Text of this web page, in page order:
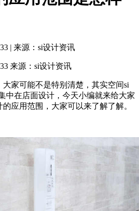
| 来源：si设计资讯
来源：si设计资讯
家可能不是特别清楚，其实空间si
中在店面设计，今天小编就来给大家
应用范围，大家可以来了解了解。